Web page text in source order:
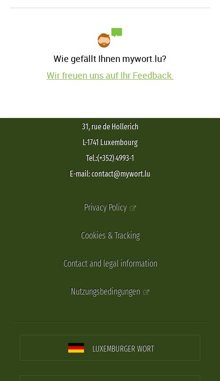
Wie gefällt Ihnen mywort.lu?
Wir freuen uns auf Ihr Feedback.
31, rue de Hollerich
L-1741 Luxembourg
Tel.:(+352) 4993-1
E-mail: contact@mywort.lu
Privacy Policy
Cookies & Tracking
Contact and legal information
Nutzungsbedingungen
LUXEMBURGER WORT